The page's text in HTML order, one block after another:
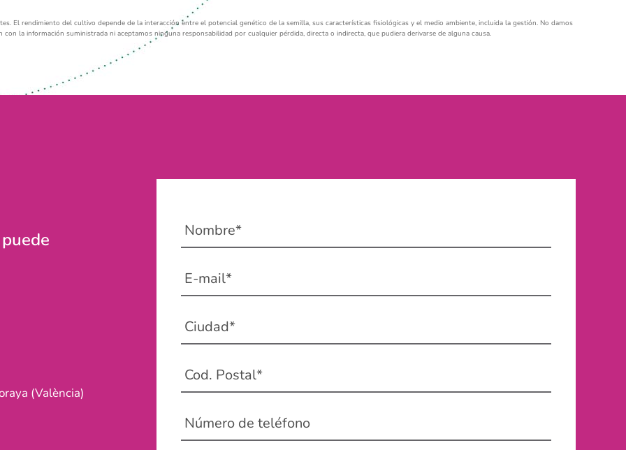
El rendimiento del cultivo depende de la interacción entre el potencial genético de la semilla, sus características fisiológicas y el medio ambiente, incluida la gestión. No damos
la información suministrada ni aceptamos ninguna responsabilidad por cualquier pérdida, directa o indirecta, que pudiera derivarse de alguna causa.
(València)